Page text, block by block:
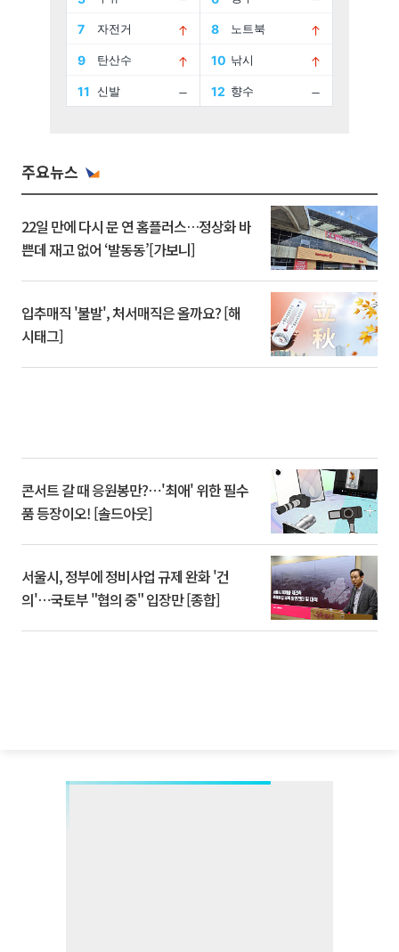
주요뉴스
22일 만에 다시 문 연 홈플러스…정상화 바
쁜데 재고 없어 ‘발동동’[가보니]
입추매직 '불발', 처서매직은 올까요? [해
시태그]
콘서트 갈 때 응원봉만?⋯'최애' 위한 필수
품 등장이오! [솔드아웃]
서울시, 정부에 정비사업 규제 완화 '건
의'⋯국토부 "협의 중" 입장만 [종합]